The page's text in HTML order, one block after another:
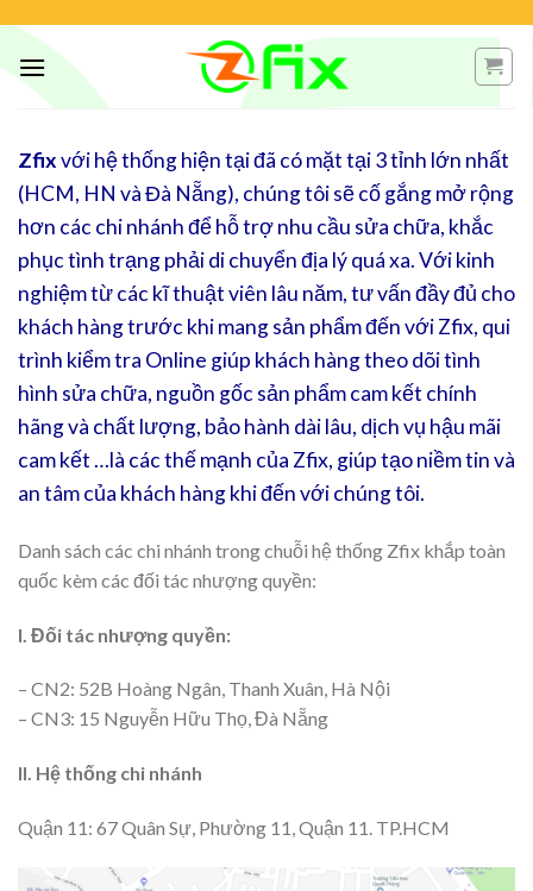
content
Zfixvới hệ thống hiện tại đã có mặt tại 3 tỉnh lớn nhất
(HCM, HN và Đà Nẵng), chúng tôi sẽ cố gắng mở rộng
hơn các chi nhánh để hỗ trợ nhu cầu sửa chữa, khắc
phục tình trạng phải di chuyển địa lý quá xa. Với kinh
nghiệm từ các kĩ thuật viên lâu năm, tư vấn đầy đủ cho
khách hàng trước khi mang sản phẩm đến với Zfix, qui
trình kiểm tra Online giúp khách hàng theo dõi tình
hình sửa chữa, nguồn gốc sản phẩm cam kết chính
hãng và chất lượng, bảo hành dài lâu, dịch vụ hậu mãi
cam kết …là các thế mạnh của Zfix, giúp tạo niềm tin và
an tâm của khách hàng khi đến với chúng tôi.
Danh sách các chi nhánh trong chuỗi hệ thống Zfix khắp toàn
quốc kèm các đối tác nhượng quyền:
I. Đối tác nhượng quyền:
– CN2: 52B Hoàng Ngân, Thanh Xuân, Hà Nội
– CN3: 15 Nguyễn Hữu Thọ, Đà Nẵng
II. Hệ thống chi nhánh
Quận 11: 67 Quân Sự, Phường 11, Quận 11. TP.HCM